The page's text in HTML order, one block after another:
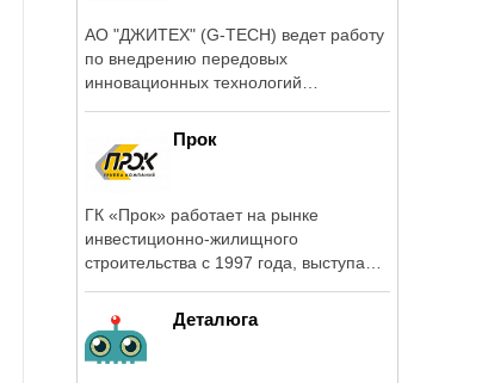
АО "ДЖИТЕХ" (G-TECH) ведет работу
по внедрению передовых
инновационных технологий
Прок
ГК «Прок» работает на рынке
инвестиционно-жилищного
строительства с 1997 года, выступая
Деталюга